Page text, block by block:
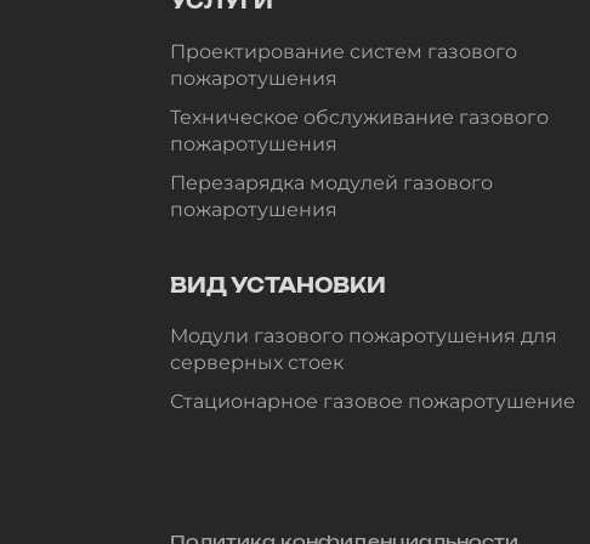
Проектирование систем газового
пожаротушения
Техническое обслуживание газового
пожаротушения
Перезарядка модулей газового
пожаротушения
ВИД УСТАНОВКИ
Модули газового пожаротушения для
серверных стоек
Стационарное газовое пожаротушение